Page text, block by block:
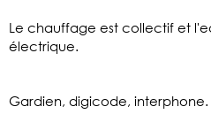
Le chauffage est collectif et
électrique.
Gardien, digicode, interphone.